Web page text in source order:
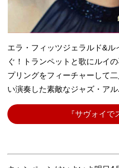
エラ・フィッツジェラルド&ル
ぐ！トランペットと歌にルイ
プリングをフィーチャーして
い演奏した素敵なジャズ・アル
『サヴォイで